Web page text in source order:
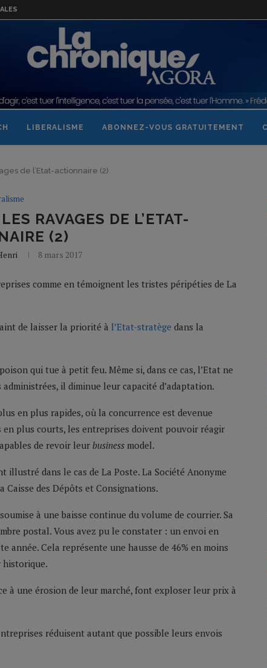
LIBERALISME ABONNEZ-VOUS GRATUITEMENT
de l’Etat-actionnaire (2)
RAVAGES DE L’ETAT-
(2)
8 mars 2017
comme en témoignent les tristes péripéties de La
de laisser la priorité à l’Etat-stratège dans la
qui tue à petit feu. Même si, dans ce cas, l’Etat ne
il diminue leur capacité d’adaptation.
en plus rapides, où la concurrence est devenue
plus courts, les entreprises doivent pouvoir réagir
de revoir leur business model.
illustré dans le cas de La Poste. La Société Anonyme
des Dépôts et Consignations.
à une baisse continue du volume de courrier. Sa
postal. Vous avez pu le constater : un envoi en
année. Cela représente une hausse de 46% en moins
historique.
à une érosion de leur marché, font exploser leur prix à
réduisent autant que possible leurs envois